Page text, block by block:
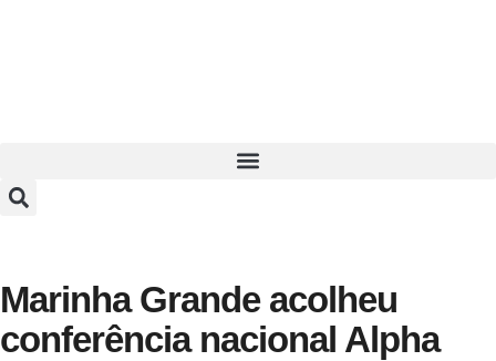
Marinha Grande acolheu
conferência nacional Alpha